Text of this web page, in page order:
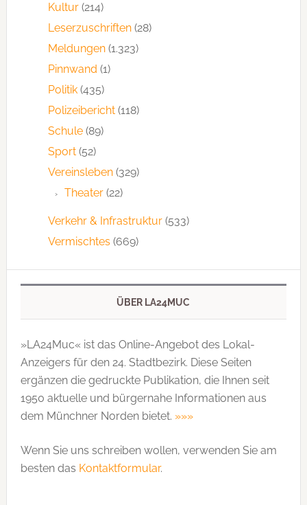
Kultur(214)
Leserzuschriften(28)
Meldungen(1.323)
Pinnwand (1)
Politik(435)
Polizeibericht(118)
Schule(89)
Sport(52)
Vereinsleben(329)
Theater(22)
Verkehr & Infrastruktur(533)
Vermischtes (669)
ÜBER LA24MUC
»LA24Muc« ist das Online-Angebot des Lokal-
Anzeigers für den 24. Stadtbezirk. Diese Seiten
ergänzen die gedruckte Publi­kation, die Ihnen seit
1950 aktuelle und bürgernahe Informationen aus
dem Münchner Norden bietet. »»»
Wenn Sie uns schreiben wollen, verwenden Sie am
besten das Kontaktformular.